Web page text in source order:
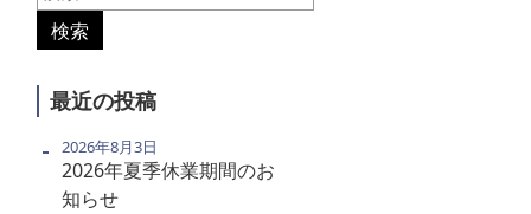
索:
最近の投稿
2026年夏季休業期間のお
知らせ
2026年8月3日